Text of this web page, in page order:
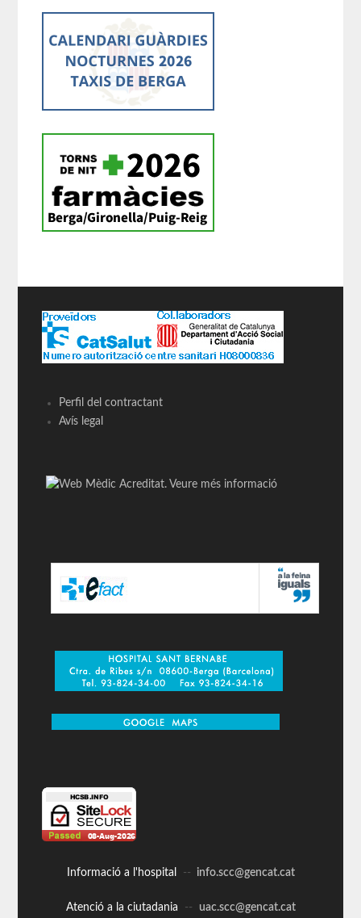
Perfil del contractant
Avís legal
Informació a l'hospital -- info.scc@gencat.cat
Atenció a la ciutadania -- uac.scc@gencat.cat